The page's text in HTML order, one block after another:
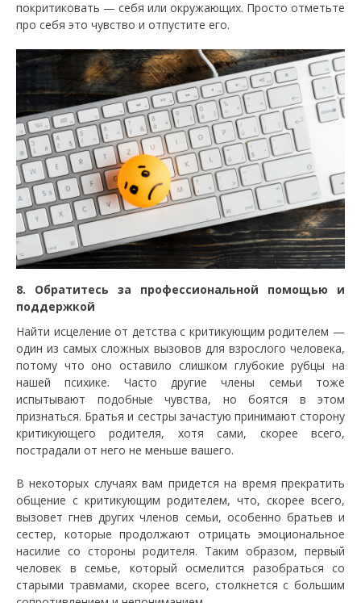
покритиковать — себя или окружающих. Просто отметьте
про себя это чувство и отпустите его.
8. Обратитесь за профессиональной помощью и
поддержкой
Найти исцеление от детства с критикующим родителем —
один из самых сложных вызовов для взрослого человека,
потому что оно оставило слишком глубокие рубцы на
нашей психике. Часто другие члены семьи тоже
испытывают подобные чувства, но боятся в этом
признаться. Братья и сестры зачастую принимают сторону
критикующего родителя, хотя сами, скорее всего,
пострадали от него не меньше вашего.
В некоторых случаях вам придется на время прекратить
общение с критикующим родителем, что, скорее всего,
вызовет гнев других членов семьи, особенно братьев и
сестер, которые продолжают отрицать эмоциональное
насилие со стороны родителя. Таким образом, первый
человек в семье, который осмелится разобраться со
старыми травмами, скорее всего, столкнется с большим